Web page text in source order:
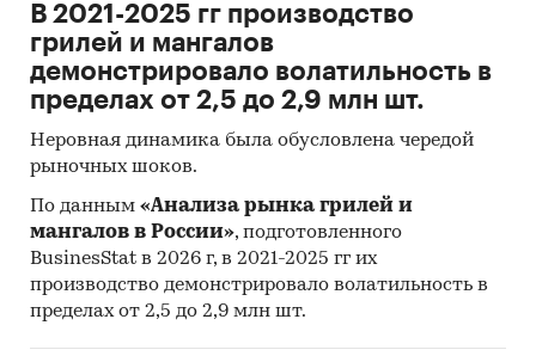
В 2021-2025 гг производство
грилей и мангалов
демонстрировало волатильность в
пределах от 2,5 до 2,9 млн шт.
Неровная динамика была обусловлена чередой
рыночных шоков.
По данным «Анализа рынка грилей и
мангалов в России», подготовленного
BusinesStat в 2026 г, в 2021-2025 гг их
производство демонстрировало волатильность в
пределах от 2,5 до 2,9 млн шт.